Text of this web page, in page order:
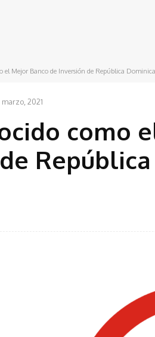
el Mejor Banco de Inversión de República
marzo, 2021
como